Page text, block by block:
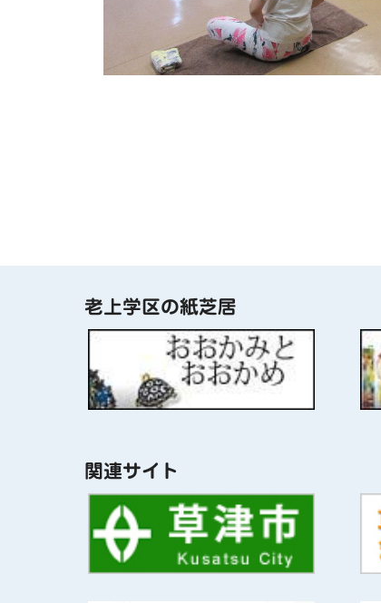
老上学区の紙芝居
関連サイト